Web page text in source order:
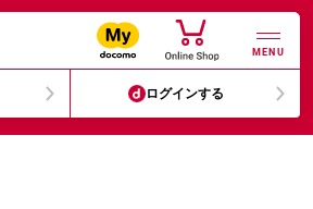
MENU
ログインする